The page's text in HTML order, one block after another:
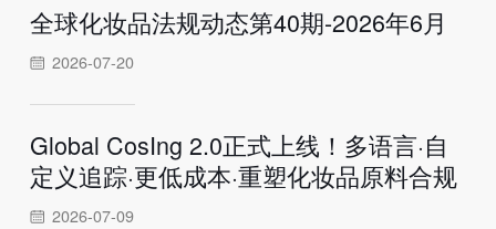
全球化妆品法规动态第40期-2026年6月
2026-07-20
Global CosIng 2.0正式上线！多语言·自
定义追踪·更低成本·重塑化妆品原料合规
2026-07-09